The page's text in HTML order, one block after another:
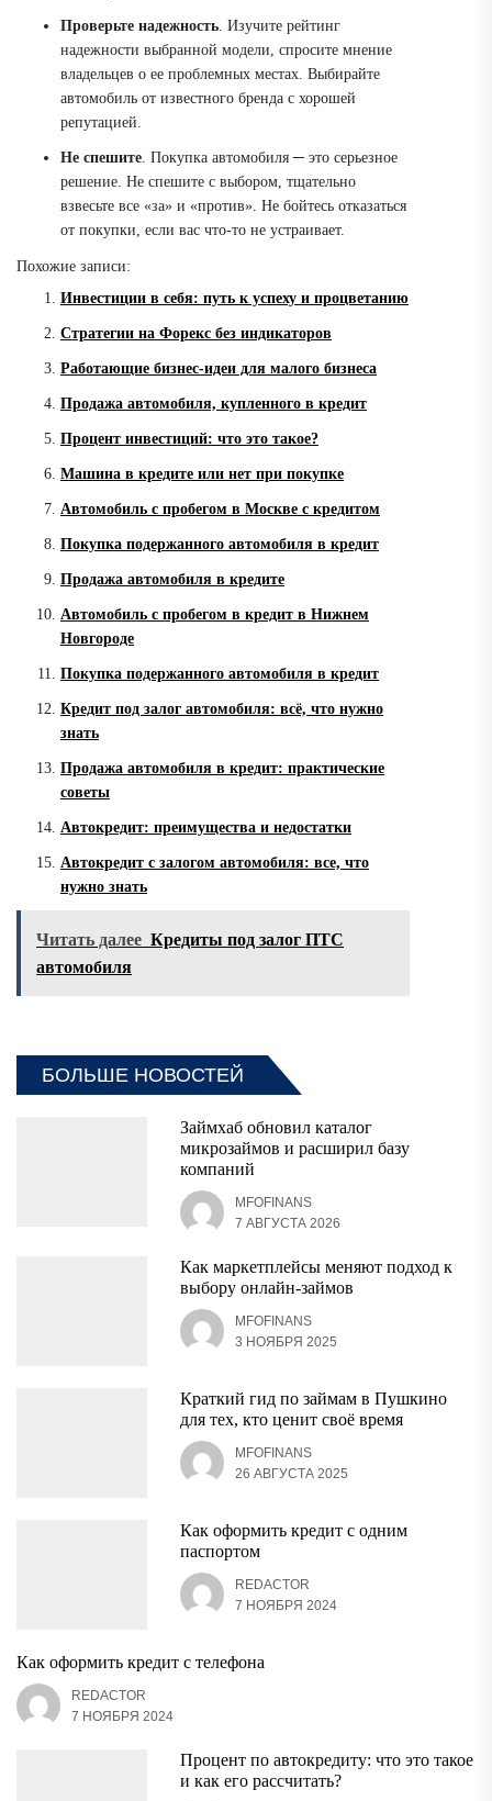
Проверьте надежность. Изучите рейтинг
надежности выбранной модели, спросите мнение
владельцев о ее проблемных местах. Выбирайте
автомобиль от известного бренда с хорошей
репутацией.
Не спешите. Покупка автомобиля ─ это серьезное
решение. Не спешите с выбором, тщательно
взвесьте все «за» и «против». Не бойтесь отказаться
от покупки, если вас что-то не устраивает.
Похожие записи:
Инвестиции в себя: путь к успеху и процветанию
Стратегии на Форекс без индикаторов
Работающие бизнес-идеи для малого бизнеса
Продажа автомобиля, купленного в кредит
Процент инвестиций: что это такое?
Машина в кредите или нет при покупке
Автомобиль с пробегом в Москве с кредитом
Покупка подержанного автомобиля в кредит
Продажа автомобиля в кредите
Автомобиль с пробегом в кредит в Нижнем
Новгороде
Покупка подержанного автомобиля в кредит
Кредит под залог автомобиля: всё, что нужно
знать
Продажа автомобиля в кредит: практические
советы
Автокредит: преимущества и недостатки
Автокредит с залогом автомобиля: все, что
нужно знать
Читать далее Кредиты под залог ПТС
автомобиля
БОЛЬШЕ НОВОСТЕЙ
Займхаб обновил каталог
микрозаймов и расширил базу
компаний
MFOFINANS
7 АВГУСТА 2026
Как маркетплейсы меняют подход к
выбору онлайн-займов
MFOFINANS
3 НОЯБРЯ 2025
Краткий гид по займам в Пушкино
для тех, кто ценит своё время
MFOFINANS
26 АВГУСТА 2025
Как оформить кредит с одним
паспортом
REDACTOR
7 НОЯБРЯ 2024
Как оформить кредит с телефона
REDACTOR
7 НОЯБРЯ 2024
Процент по автокредиту: что это такое
и как его рассчитать?